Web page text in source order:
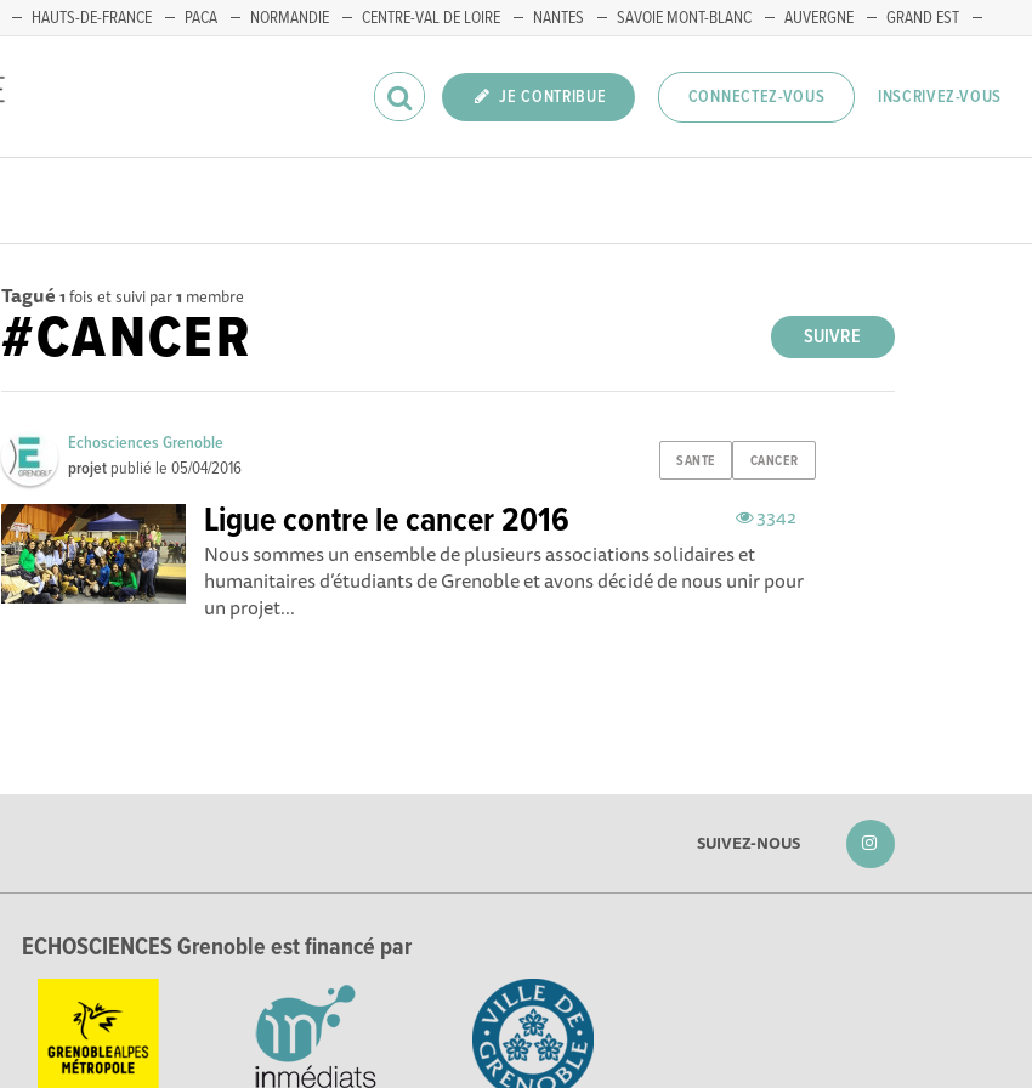
HAUTS-DE-FRANCE PACA NORMANDIE CENTRE-VAL DE LOIRE NANTES SAVOIE MONT-BLANC AUVERGNE
GRAND EST
JE CONTRIBUE CONNECTEZ-VOUS INSCRIVEZ-VOUS
Tagué 1 fois et suivi par1 membre
SUIVRE
#CANCER
SANTE CANCER
Echosciences Grenoble
projet publié le05/04/2016
3342
Ligue contre le cancer 2016
Nous sommes un ensemble de plusieurs associations solidaires et
humanitaires d’étudiants de Grenoble et avons décidé de nous unir pour
un projet...
SUIVEZ-NOUS
ECHOSCIENCES Grenoble est financé par